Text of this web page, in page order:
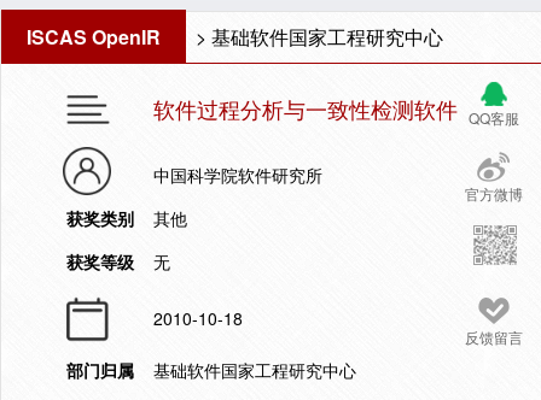
ISCAS OpenIR > 基础软件国家工程研究中心
QQ客服
官方微博
反馈留言
软件过程分析与一致性检测软件
中国科学院软件研究所
获奖类别
其他
获奖等级
无
2010-10-18
部门归属
基础软件国家工程研究中心